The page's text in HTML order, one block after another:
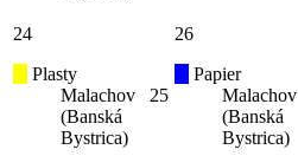
24
Plasty
Malachov
(Banská
Bystrica)
25
26
Papier
Malachov
(Banská
Bystrica)